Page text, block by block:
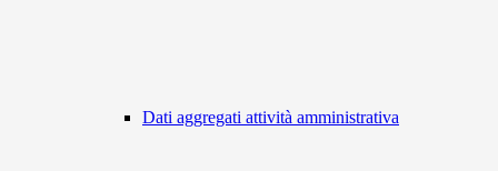
Dati aggregati attività amministrativa